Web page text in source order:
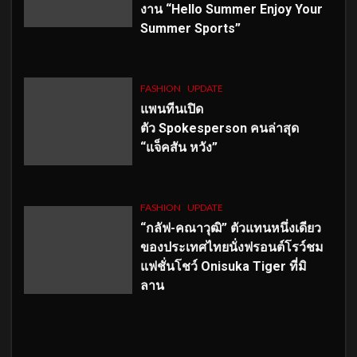
งาน “Hello Summer Enjoy Your
Summer Sports”
FASHION UPDATE
แพนทีนเปิด
ตัว Spokesperson คนล่าสุด
“แจ็คสัน หวัง”
FASHION UPDATE
“กลัฟ-คณาวุฒิ” ตัวแทนหนึ่งเดียว
ของประเทศไทยนั่งฟรอนต์โรว์ชม
แฟชั่นโชว์ Onisuka Tiger ที่มิ
ลาน